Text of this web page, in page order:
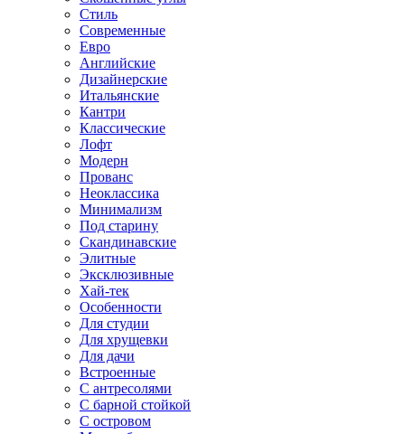
Стиль
Современные
Евро
Английские
Дизайнерские
Итальянские
Кантри
Классические
Лофт
Модерн
Прованс
Неоклассика
Минимализм
Под старину
Скандинавские
Элитные
Эксклюзивные
Хай-тек
Особенности
Для студии
Для хрущевки
Для дачи
Встроенные
С антресолями
С барной стойкой
С островом